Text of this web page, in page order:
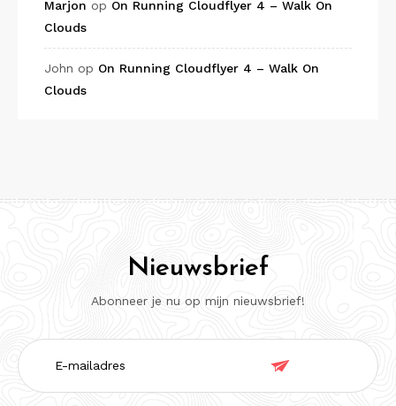
Marjon op On Running Cloudflyer 4 – Walk On
Clouds
John op On Running Cloudflyer 4 – Walk On
Clouds
Nieuwsbrief
Abonneer je nu op mijn nieuwsbrief!
E-
mailadres
